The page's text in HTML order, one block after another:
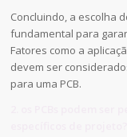
Concluindo, a escolha
fundamental para
Fatores como a
devem ser
para uma PCB.